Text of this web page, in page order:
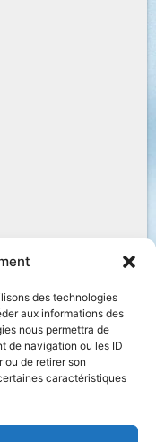
des technologies
aux informations des
nous permettra de
de navigation ou les ID
ou de retirer son
caractéristiques
de presse